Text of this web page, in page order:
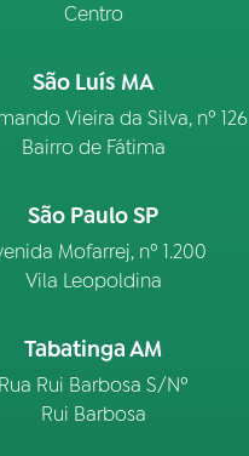
Centro
São Luís MA
Vieira da Silva, nº 126
Bairro de Fátima
São Paulo SP
Mofarrej, nº 1.200
Vila Leopoldina
Tabatinga AM
Rua Rui Barbosa S/Nº
Rui Barbosa